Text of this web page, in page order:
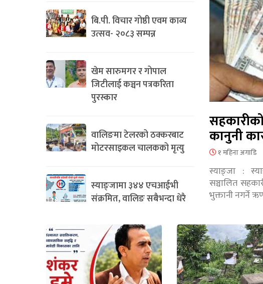
बि.पी. विचार गोष्ठी एवम काव्य
उत्सव- २०८३ सम्पन्न
खेम सारुमगर र गोपाल
जिटीलाई कञ्चन पत्रकरिता
पुरस्कार
वालिङमा टेलरको ठक्करबाट
मोटरसाइकल चालकको मृत्यु
स्याङ्जामा ३४४ एचआईभी
संक्रमित, वालिङ सबैभन्दा धेरै
कानुनी
१ महिना अगाडि
स्याङ्जा :
सञ्चालित
भुक्तानी नगर्ने